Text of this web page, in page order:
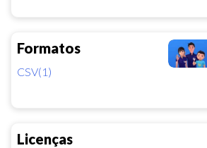
Formatos
CSV(1)
Licenças